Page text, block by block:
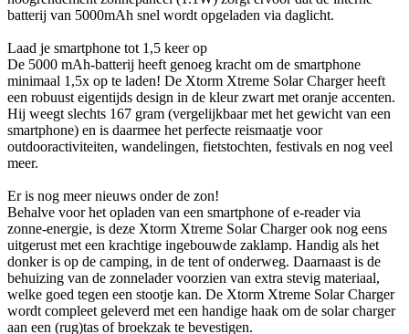
batterij van 5000mAh snel wordt opgeladen via daglicht.
Laad je smartphone tot 1,5 keer op
De 5000 mAh-batterij heeft genoeg kracht om de smartphone
minimaal 1,5x op te laden! De Xtorm Xtreme Solar Charger heeft
een robuust eigentijds design in de kleur zwart met oranje accenten.
Hij weegt slechts 167 gram (vergelijkbaar met het gewicht van een
smartphone) en is daarmee het perfecte reismaatje voor
outdooractiviteiten, wandelingen, fietstochten, festivals en nog veel
meer.
Er is nog meer nieuws onder de zon!
Behalve voor het opladen van een smartphone of e-reader via
zonne-energie, is deze Xtorm Xtreme Solar Charger ook nog eens
uitgerust met een krachtige ingebouwde zaklamp. Handig als het
donker is op de camping, in de tent of onderweg. Daarnaast is de
behuizing van de zonnelader voorzien van extra stevig materiaal,
welke goed tegen een stootje kan. De Xtorm Xtreme Solar Charger
wordt compleet geleverd met een handige haak om de solar charger
aan een (rug)tas of broekzak te bevestigen.